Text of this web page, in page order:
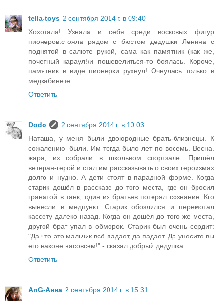
tella-toys 2 сентября 2014 г. в 09:40
Хохотала! Узнала и себя среди восковых фигур
пионеров:стояла рядом с бюстом дедушки Ленина с
поднятой в салюте рукой, сама как памятник (как же,
почетный караул!)и пошевелиться-то боялась. Короче,
памятник в виде пионерки рухнул! Очнулась только в
медкабинете...
Ответить
Dodo
2 сентября 2014 г. в 10:03
Наташа, у меня были двоюродные брать-близнецы. К
сожалению, были. Им тогда было лет по восемь. Весна,
жара, их собрали в школьном спортзале. Пришёл
ветеран-герой и стал им рассказывать о своих героизмах
долго и нудно. А дети стоят в парадной форме. Когда
старик дошёл в рассказе до того места, где он бросил
гранатой в танк, один из братьев потерял сознание. Кго
вынесли в медпункт. Старик обозлился и перемотал
кассету далеко назад. Когда он дошёл до того же места,
другой брат упал в обморок. Старик был очень сердит:
"Да что это мальчик всё падает, да падает. Да унесите вы
его наконе насовсем!" - сказал добрый дедушка.
Ответить
AnG-Анна 2 сентября 2014 г. в 15:31